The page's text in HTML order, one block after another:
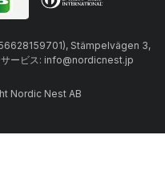
Stämpelvägen 3,
ービス: info@nordicnest.jp
Nordic Nest AB